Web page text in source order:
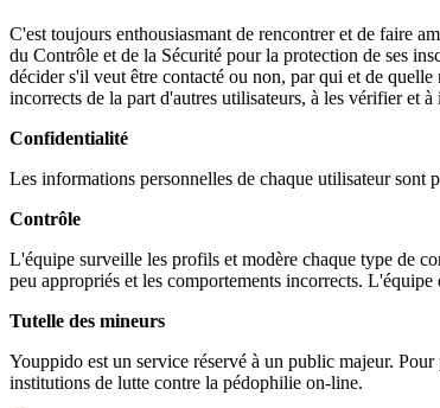
C'est toujours enthousiasmant de rencontrer et de faire
du Contrôle et de la Sécurité pour la protection de ses
décider s'il veut être contacté ou non, par qui et de
incorrects de la part d'autres utilisateurs, à les vérifier et
Confidentialité
Les informations personnelles de chaque utilisateur sont
Contrôle
L'équipe surveille les profils et modère chaque type de
peu appropriés et les comportements incorrects.
Tutelle des mineurs
Youppido est un service réservé à un public majeur.
institutions de lutte contre la pédophilie on-line.